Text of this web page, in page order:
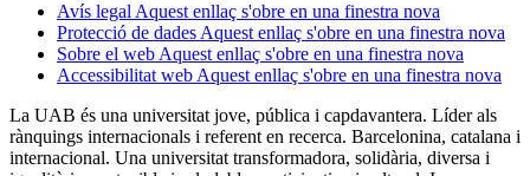
Avís legal Aquest enllaç s'obre en una finestra nova
Protecció de dades Aquest enllaç s'obre en una finestra nova
Sobre el web Aquest enllaç s'obre en una finestra nova
Accessibilitat web Aquest enllaç s'obre en una finestra nova
La UAB és una universitat jove, pública i capdavantera. Líder als
rànquings internacionals i referent en recerca. Barcelonina, catalana i
internacional. Una universitat transformadora, solidària, diversa i